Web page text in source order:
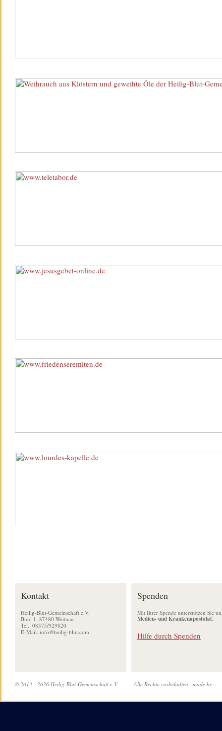
Kontakt
Heilig-Blut-Gemeinschaft e.V.
Bühl 1, 87480 Weitnau
Tel.: 08375/929820
E-Mail: info@heilig-blut.com
Spenden
Mit Ihrer Spende unterstützen Sie
Medien- und Krankenapostolat.
Hilfe durch Spenden
© 2013 - 2026 Heilig-Blut-Gemeinschaft e.V. Alle Rechte vorbehalten . made by ...